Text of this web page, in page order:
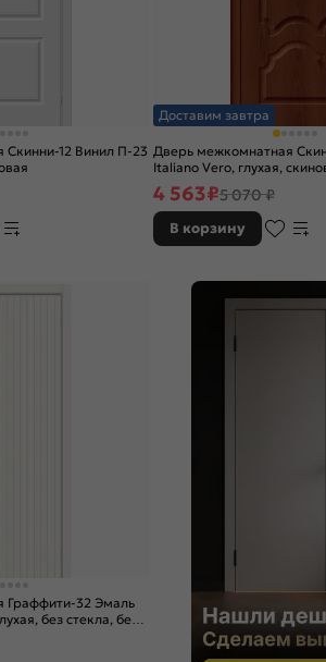
12 Винил П-23
Доставим завтра
Дверь межкомнатная
Italiano Vero, глухая,
4 563₽5 070 ₽
В корзину
Граффити-32 Эмаль
без стекла, без